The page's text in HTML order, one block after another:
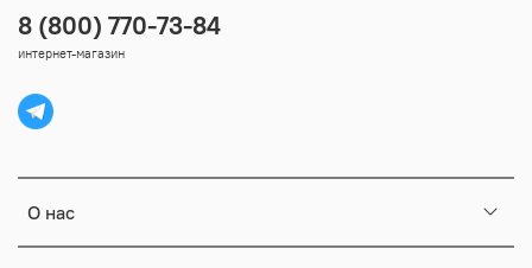
О нас
8 (800) 770-73-84
интернет-магазин